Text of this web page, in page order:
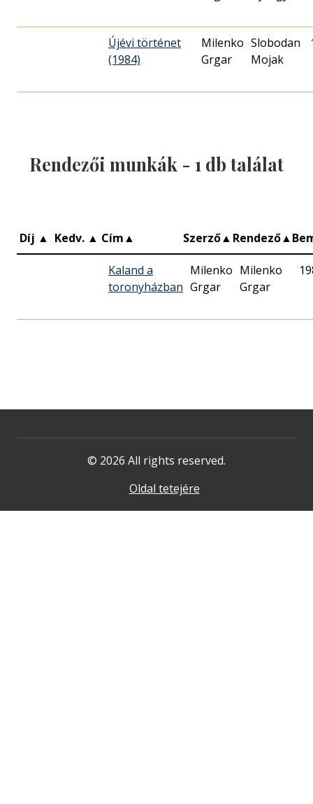
Újévi történet
(1984)
Milenko
Grgar
Slobodan
Mojak
Rendezői munkák - 1 db találat
Díj ▲ Kedv. ▲ Cím▲ Szerző▲ Rendező▲
Kaland a
toronyházban
Milenko
Grgar
Milenko
Grgar
© 2026 All rights reserved.
Oldal tetejére